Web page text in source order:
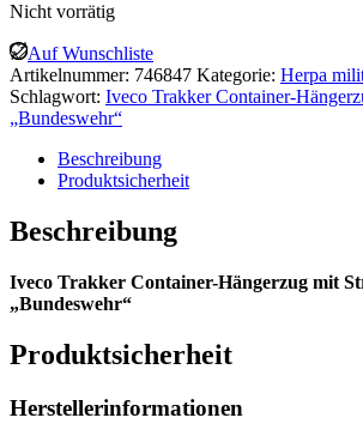
Nicht vorrätig
Auf Wunschliste
Artikelnummer: 746847 Kategorie: Herpa
Schlagwort: Iveco Trakker Container-
„Bundeswehr“
Beschreibung
Produktsicherheit
Beschreibung
Iveco Trakker Container-Hängerzug mit
„Bundeswehr“
Produktsicherheit
Herstellerinformationen